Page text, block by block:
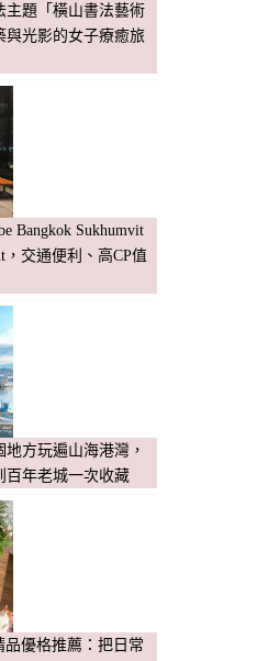
主題「橫山書法藝術
與光影的女子療癒旅
Bangkok Sukhumvit
交通便利、高CP值
方玩遍山海港灣，
百年老城一次收藏
品優格推薦：把日常